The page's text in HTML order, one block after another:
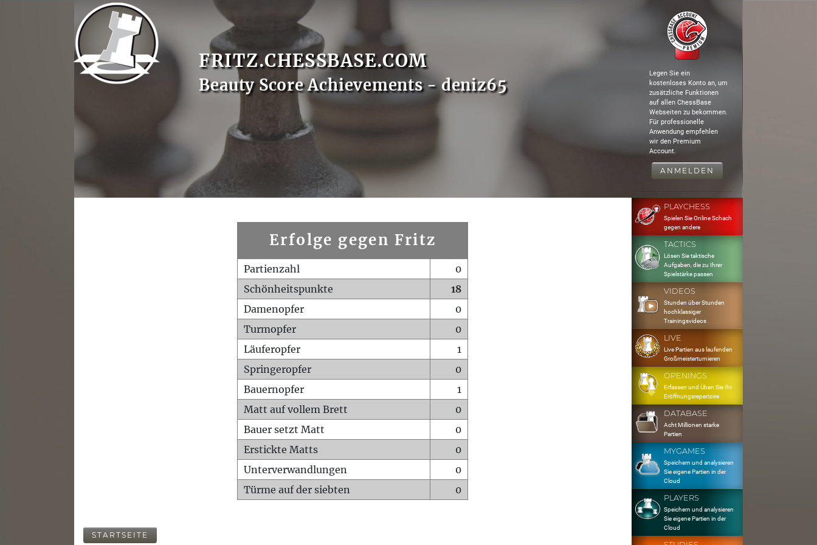
FRITZ.CHESSBASE.COM
Beauty Score Achievements - deniz65
Legen Sie ein
kostenloses Konto an, um
zusätzliche Funktionen
auf allen ChessBase
Webseiten zu bekommen.
Für professionelle
Anwendung empfehlen
wir den Premium
Account.
ANMELDEN
Erfolge gegen Fritz
Partienzahl
0
Schönheitspunkte
18
Damenopfer
0
Turmopfer
0
Läuferopfer
1
Springeropfer
0
Bauernopfer
1
Matt auf vollem Brett
0
Bauer setzt Matt
0
Erstickte Matts
0
Unterverwandlungen
0
Türme auf der siebten
0
STARTSEITE
PLAYCHESS
Spielen Sie Online Schach
gegen andere
TACTICS
Lösen Sie taktische
Aufgaben, die zu Ihrer
Spielstärke passen
VIDEOS
Stunden über Stunden
hochklassiger
Trainingsvideos
LIVE
Live Partien aus laufenden
Großmeisterturnieren
OPENINGS
Erfassen und Üben Sie Ihr
Eröffnungsrepertoire
DATABASE
Acht Millionen starke
Partien
MYGAMES
Speichern und analysieren
Sie eigene Partien in der
Cloud
PLAYERS
Speichern und analysieren
Sie eigene Partien in der
Cloud